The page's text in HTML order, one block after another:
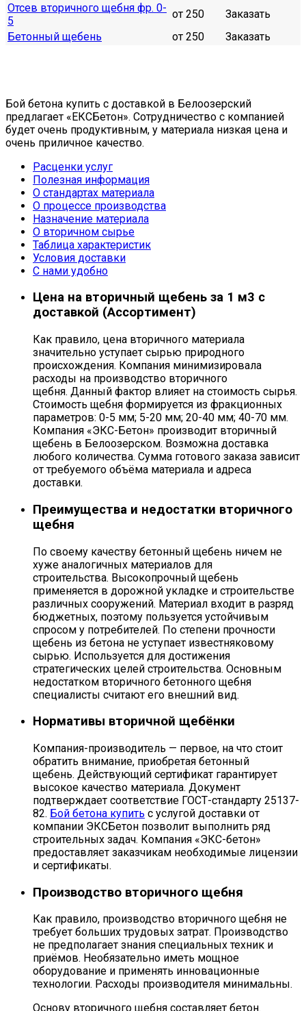
Отсев вторичного щебня фр. 0-
5
от 250
Заказать
Бетонный щебень
от 250 Заказать
Бой бетона купить с доставкой в Белоозерский
предлагает «ЕКСБетон». Сотрудничество с компанией
будет очень продуктивным, у материала низкая цена и
очень приличное качество.
Расценки услуг
Полезная информация
О стандартах материала
О процессе производства
Назначение материала
О вторичном сырье
Таблица характеристик
Условия доставки
С нами удобно
Цена на вторичный щебень за 1 м3 с
доставкой (Ассортимент)
Как правило, цена вторичного материала
значительно уступает сырью природного
происхождения. Компания минимизировала
расходы на производство вторичного
щебня. Данный фактор влияет на стоимость сырья.
Стоимость щебня формируется из фракционных
параметров: 0-5 мм; 5-20 мм; 20-40 мм; 40-70 мм.
Компания «ЭКС-Бетон» производит вторичный
щебень в Белоозерском. Возможна доставка
любого количества. Сумма готового заказа зависит
от требуемого объёма материала и адреса
доставки.
Преимущества и недостатки вторичного
щебня
По своему качеству бетонный щебень ничем не
хуже аналогичных материалов для
строительства. Высокопрочный щебень
применяется в дорожной укладке и строительстве
различных сооружений. Материал входит в разряд
бюджетных, поэтому пользуется устойчивым
спросом у потребителей. По степени прочности
щебень из бетона не уступает известняковому
сырью. Используется для достижения
стратегических целей строительства. Основным
недостатком вторичного бетонного щебня
специалисты считают его внешний вид.
Нормативы вторичной щебёнки
Компания-производитель — первое, на что стоит
обратить внимание, приобретая бетонный
щебень. Действующий сертификат гарантирует
высокое качество материала. Документ
подтверждает соответствие ГОСТ-стандарту 25137-
82. Бой бетона купить с услугой доставки от
компании ЭКСБетон позволит выполнить ряд
строительных задач. Компания «ЭКС-бетон»
предоставляет заказчикам необходимые лицензии
и сертификаты.
Производство вторичного щебня
Как правило, производство вторичного щебня не
требует больших трудовых затрат. Производство
не предполагает знания специальных техник и
приёмов. Необязательно иметь мощное
оборудование и применять инновационные
технологии. Расходы производителя минимальны.
Основу вторичного щебня составляет бетон.